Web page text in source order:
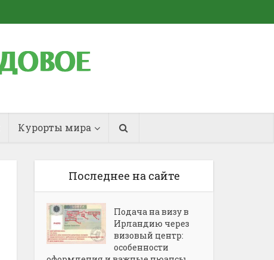
Курорты мира
Последнее на сайте
Подача на визу в
Ирландию через
визовый центр:
особенности